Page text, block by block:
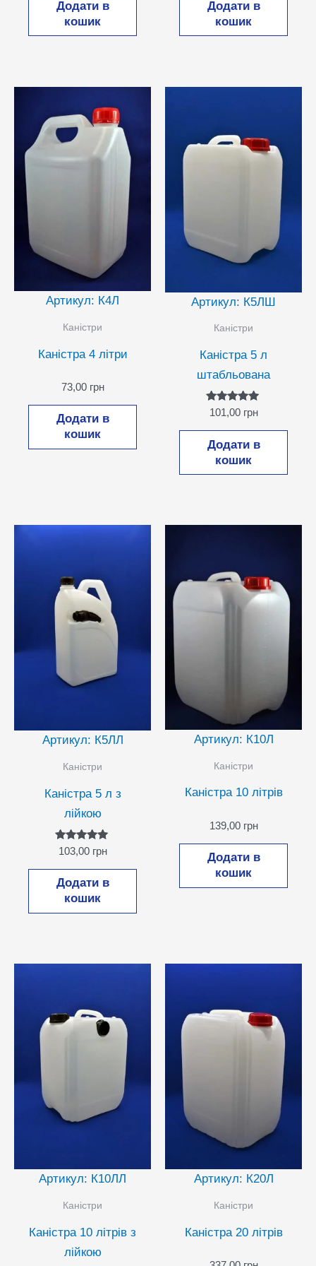
Додати в
кошик
Додати в
кошик
Артикул: К4Л
Каністри
Каністра 4 літри
73,00 грн
Додати в
кошик
Артикул: К5ЛШ
Каністри
Каністра 5 л
штабльована
Оцінено в
5.00
з 5
101,00 грн
Додати в
кошик
Артикул: К5ЛЛ
Каністри
Каністра 5 л з
лійкою
Оцінено в
5.00
з 5
103,00 грн
Додати в
кошик
Артикул: К10Л
Каністри
Каністра 10 літрів
139,00 грн
Додати в
кошик
Артикул: К10ЛЛ
Каністри
Каністра 10 літрів з
лійкою
Артикул: К20Л
Каністри
Каністра 20 літрів